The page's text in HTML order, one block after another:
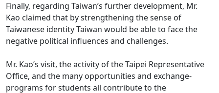
Finally, regarding Taiwan’s further development, Mr.
Kao claimed that by strengthening the sense of
Taiwanese identity Taiwan would be able to face the
negative political influences and challenges.
Mr. Kao’s visit, the activity of the Taipei Representative
Office, and the many opportunities and exchange-
programs for students all contribute to the